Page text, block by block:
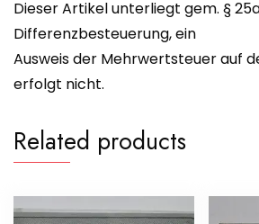
Dieser Artikel unterliegt gem. §
Differenzbesteuerung, ein
Ausweis der Mehrwertsteuer auf
erfolgt nicht.
Related products